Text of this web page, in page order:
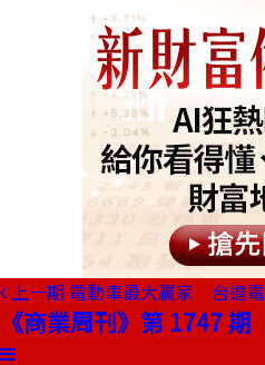
上一期 電動車最大贏家 台達電
《商業周刊》第 1747 期